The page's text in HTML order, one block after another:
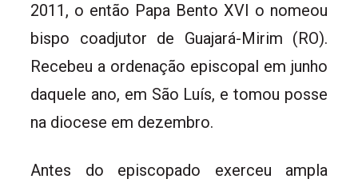
2011, o então Papa Bento XVI o nomeou
bispo coadjutor de Guajará-Mirim (RO).
Recebeu a ordenação episcopal em junho
daquele ano, em São Luís, e tomou posse
na diocese em dezembro.
Antes do episcopado exerceu ampla